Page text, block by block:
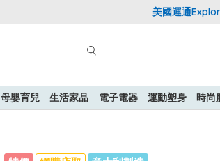
美國運通Explorer®
母嬰育兒 生活家品 電子電器 運動塑身 時尚